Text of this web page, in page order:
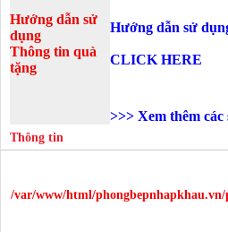
Hướng dẫn sử
dụng
Hướng dẫn sử
Thông tin quà
tặng
CLICK HERE
>>> Xem thêm
Thông tin
/var/www/html/phongbepnhapkhau.vn/